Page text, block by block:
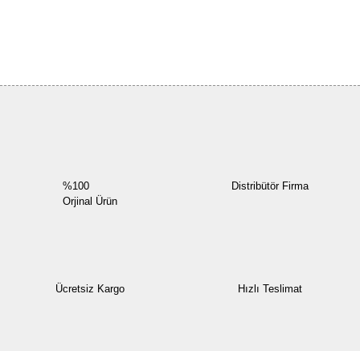
%100
Orjinal Ürün
Distribütör Firma
Ücretsiz Kargo Hızlı Teslimat